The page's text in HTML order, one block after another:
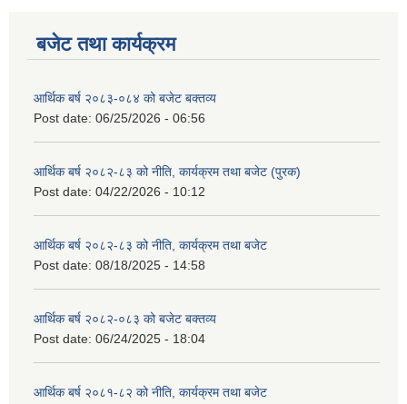
बजेट तथा कार्यक्रम
आर्थिक बर्ष २०८३-०८४ को बजेट बक्तव्य
Post date: 06/25/2026 - 06:56
आर्थिक बर्ष २०८२-८३ को नीति, कार्यक्रम तथा बजेट (पुरक)
Post date: 04/22/2026 - 10:12
आर्थिक बर्ष २०८२-८३ को नीति, कार्यक्रम तथा बजेट
Post date: 08/18/2025 - 14:58
आर्थिक बर्ष २०८२-०८३ को बजेट बक्तव्य
Post date: 06/24/2025 - 18:04
आर्थिक बर्ष २०८१-८२ को नीति, कार्यक्रम तथा बजेट